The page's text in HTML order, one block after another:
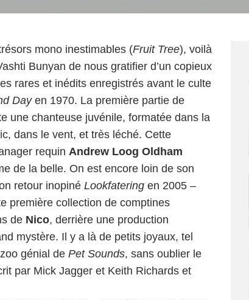
mono inestimables (Fruit Tree), voilà
Bunyan de nous gratifier d’un copieux
rares et inédits enregistrés avant le culte
Dayen 1970. La première partie de
une chanteuse juvénile, formatée dans la
dans le vent, et très léché. Cette
requin Andrew Loog Oldham
de la belle. On est encore loin de son
retour inopiné Lookfatering en 2005 –
première collection de comptines
de Nico, derrière une production
mystère. Il y a là de petits joyaux, tel
génial de Pet Sounds, sans oublier le
par Mick Jagger et Keith Richards et